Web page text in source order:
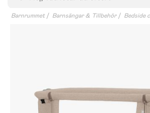
Barnrummet Barnsängar & Tillbehör Bedside